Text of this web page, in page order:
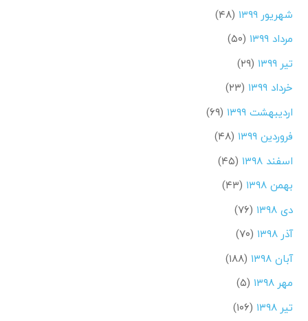
شهریور ۱۳۹۹
(۴۸)
مرداد ۱۳۹۹
(۵۰)
تیر ۱۳۹۹
(۲۹)
خرداد ۱۳۹۹
(۲۳)
اردیبهشت ۱۳۹۹
(۶۹)
فروردین ۱۳۹۹
(۴۸)
اسفند ۱۳۹۸
(۴۵)
بهمن ۱۳۹۸
(۴۳)
دی ۱۳۹۸
(۷۶)
آذر ۱۳۹۸
(۷۰)
آبان ۱۳۹۸
(۱۸۸)
مهر ۱۳۹۸
(۵)
تیر ۱۳۹۸
(۱۰۶)